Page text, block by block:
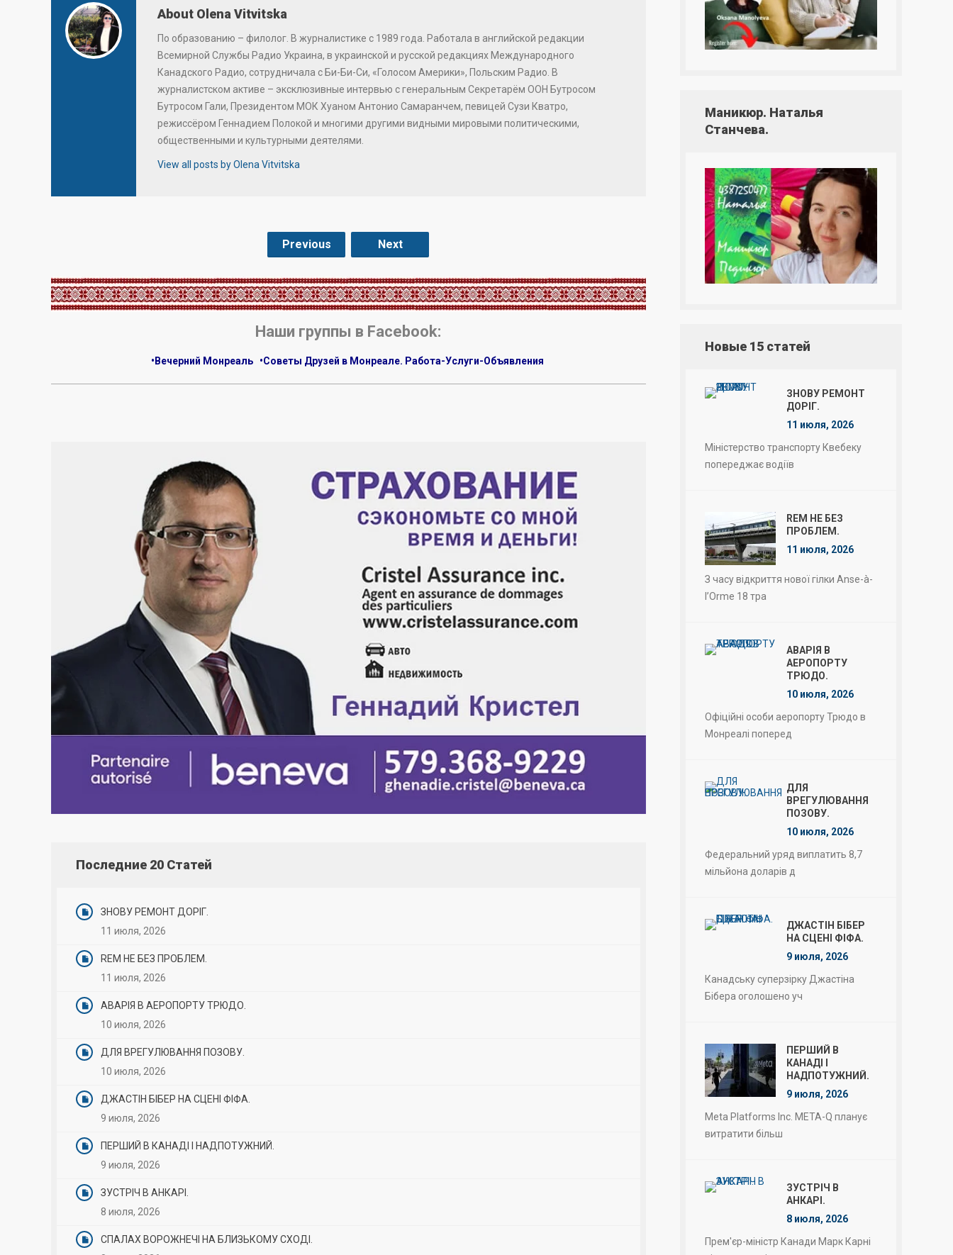
About Olena Vitvitska
По образованию – филолог. В журналистике с 1989 года. Работала в английской редакции
Всемирной Службы Радио Украина, в украинской и русской редакциях Международного
Канадского Радио, сотрудничала с Би-Би-Си, «Голосом Америки», Польским Радио. В
журналистском активе – эксклюзивные интервью с генеральным Секретарём ООН Бутросом
Бутросом Гали, Президентом МОК Хуаном Антонио Самаранчем, певицей Сузи Кватро,
режиссёром Геннадием Полокой и многими другими видными мировыми политическими,
общественными и культурными деятелями.
View all posts by Olena Vitvitska
Previous Next
.
Наши группы в Facebook:
•Вечерний Монреаль •Советы Друзей в Монреале. Работа-Услуги-Объявления
Последние 20 Статей
ЗНОВУ РЕМОНТ ДОРІГ.
11 июля, 2026
REM НЕ БЕЗ ПРОБЛЕМ.
11 июля, 2026
АВАРІЯ В АЕРОПОРТУ ТРЮДО.
10 июля, 2026
ДЛЯ ВРЕГУЛЮВАННЯ ПОЗОВУ.
10 июля, 2026
ДЖАСТІН БІБЕР НА СЦЕНІ ФІФА.
9 июля, 2026
ПЕРШИЙ В КАНАДІ І НАДПОТУЖНИЙ.
9 июля, 2026
ЗУСТРІЧ В АНКАРІ.
8 июля, 2026
СПАЛАХ ВОРОЖНЕЧІ НА БЛИЗЬКОМУ СХОДІ.
Маникюр. Наталья
Станчева.
Новые 15 статей
ЗНОВУ РЕМОНТ
ДОРІГ.
11 июля, 2026
Міністерство транспорту Квебеку
попереджає водіїв
REM НЕ БЕЗ
ПРОБЛЕМ.
11 июля, 2026
З часу відкриття нової гілки Anse-à-
l’Orme 18 тра
АВАРІЯ В
АЕРОПОРТУ
ТРЮДО.
10 июля, 2026
Офіційні особи аеропорту Трюдо в
Монреалі поперед
ДЛЯ
ВРЕГУЛЮВАННЯ
ПОЗОВУ.
10 июля, 2026
Федеральний уряд виплатить 8,7
мільйона доларів д
ДЖАСТІН БІБЕР
НА СЦЕНІ ФІФА.
9 июля, 2026
Канадську суперзірку Джастіна
Бібера оголошено уч
ПЕРШИЙ В
КАНАДІ І
НАДПОТУЖНИЙ.
9 июля, 2026
Meta Platforms Inc. META-Q планує
витратити більш
ЗУСТРІЧ В
АНКАРІ.
8 июля, 2026
Прем'єр-міністр Канади Марк Карні